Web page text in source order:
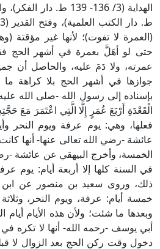
(العمرة لا تفوت)؛ لأنها غير مؤقتة
حتى لو أهَلَّ بعمرة في أشهر الحج
عمرته، ولا دَمَ عليه، والحاصل أن
جوازها في أشهر الحج بلا كراهة
بإسناده إلى رسول الله -صلى الله
الْقَعْدَةِ أَرْبَعَ عُمَرٍ إِلَّا الَّتِي اعْتَمَرَ مَعَ
فعلها، وهي: يوم عرفة ويوم النحر
عائشة -رضي الله تعالى عنها- أنها
الخمسة، وأخرج البيهقي عن عائشة -
في السنة كلها إلا أربعة أيام: يوم
ذلك، وروى سعيد بن منصور عن
خمسة أيام: عرفة، ويوم النحر،
وبعدها ما شئت؛ ولأن هذه الأيام
أبي يوسف -رحمه الله- أنها لا تكره
دخول وقت ركن الحج بعد الزوال لا